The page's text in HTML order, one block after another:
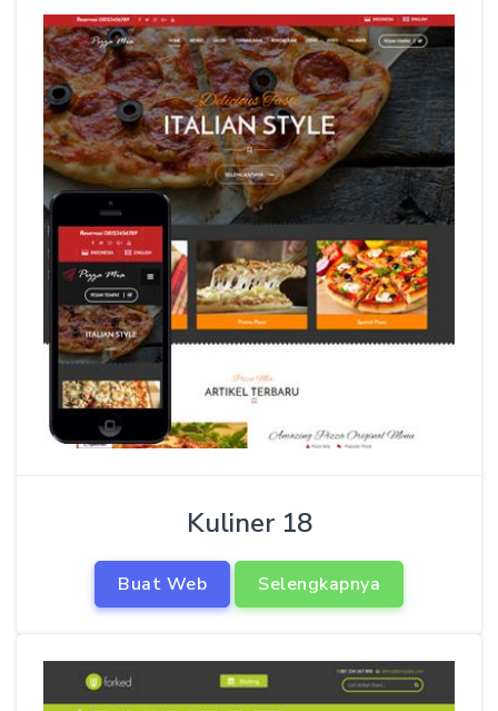
Kuliner 18
Buat Web Selengkapnya